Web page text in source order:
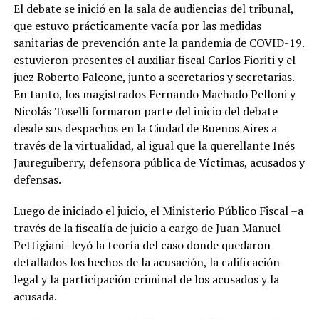
El debate se inició en la sala de audiencias del tribunal,
que estuvo prácticamente vacía por las medidas
sanitarias de prevención ante la pandemia de COVID-19.
estuvieron presentes el auxiliar fiscal Carlos Fioriti y el
juez Roberto Falcone, junto a secretarios y secretarias.
En tanto, los magistrados Fernando Machado Pelloni y
Nicolás Toselli formaron parte del inicio del debate
desde sus despachos en la Ciudad de Buenos Aires a
través de la virtualidad, al igual que la querellante Inés
Jaureguiberry, defensora pública de Víctimas, acusados y
defensas.
Luego de iniciado el juicio, el Ministerio Público Fiscal –a
través de la fiscalía de juicio a cargo de Juan Manuel
Pettigiani- leyó la teoría del caso donde quedaron
detallados los hechos de la acusación, la calificación
legal y la participación criminal de los acusados y la
acusada.